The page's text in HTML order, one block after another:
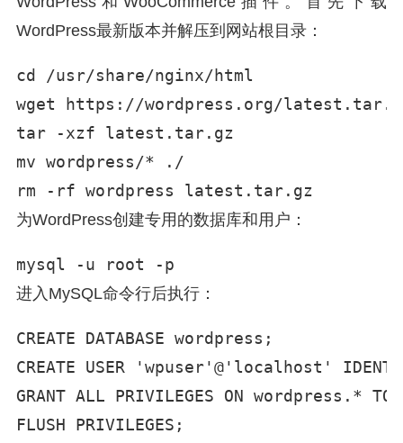
WordPress最新版本并解压到网站根目录：
cd /usr/share/nginx/html
wget https://wordpress.org/
tar -xzf latest.tar.gz
mv wordpress/* ./
rm -rf wordpress latest.tar.gz
为WordPress创建专用的数据库和用户：
mysql -u root -p
进入MySQL命令行后执行：
CREATE DATABASE wordpress;
CREATE USER 'wpuser'@'localhost'
GRANT ALL PRIVILEGES ON wordpress.*
FLUSH PRIVILEGES;